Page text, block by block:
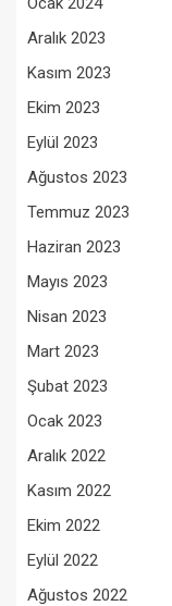
Aralık 2023
Kasım 2023
Ekim 2023
Eylül 2023
Ağustos 2023
Temmuz 2023
Haziran 2023
Mayıs 2023
Nisan 2023
Mart 2023
Şubat 2023
Ocak 2023
Aralık 2022
Kasım 2022
Ekim 2022
Eylül 2022
Ağustos 2022